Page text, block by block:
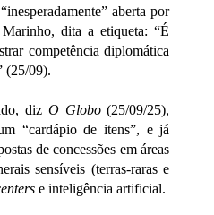
aberta por
dita a etiqueta: “É
competência diplomática
(25/09).
diz O Globo(25/09/25),
“cardápio de itens”, e já
de concessões em áreas
sensíveis (terras-raras e
e inteligência artificial.